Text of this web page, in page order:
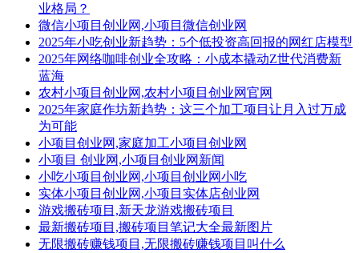
业格局？
微信小项目创业网,小项目微信创业网
2025年小吃创业新趋势：5个低投资高回报的网红店模型
2025年网络咖啡创业全攻略：小成本撬动Z世代消费新
蓝海
农村小项目创业网,农村小项目创业网官网
2025年家庭作坊新趋势：这三个加工项目让月入过万成
为可能
小项目创业网,家庭加工小项目创业网
小项目 创业网,小项目创业网新闻
小吃小项目创业网,小项目创业网小吃
实体小项目创业网,小项目实体店创业网
游戏搬砖项目,新天龙游戏搬砖项目
最新搬砖项目,搬砖项目笔记大全最新图片
无限搬砖赚钱项目,无限搬砖赚钱项目叫什么